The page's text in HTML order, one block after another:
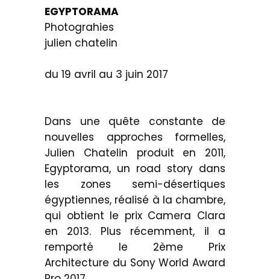
EGYPTORAMA
Photograhies
julien chatelin
du 19 avril au 3 juin 2017
Dans une quête constante de
nouvelles approches formelles,
Julien Chatelin produit en 2011,
Egyptorama, un road story dans
les zones semi-désertiques
égyptiennes, réalisé à la chambre,
qui obtient le prix Camera Clara
en 2013. Plus récemment, il a
remporté le 2ème Prix
Architecture du Sony World Award